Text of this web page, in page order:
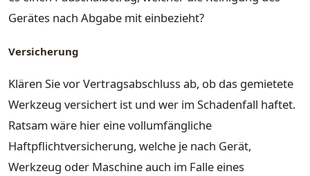
Gerätes nach Abgabe mit einbezieht?
Versicherung
Klären Sie vor Vertragsabschluss ab, ob das gemietete
Werkzeug versichert ist und wer im Schadenfall haftet.
Ratsam wäre hier eine vollumfängliche
Haftpflichtversicherung, welche je nach Gerät,
Werkzeug oder Maschine auch im Falle eines